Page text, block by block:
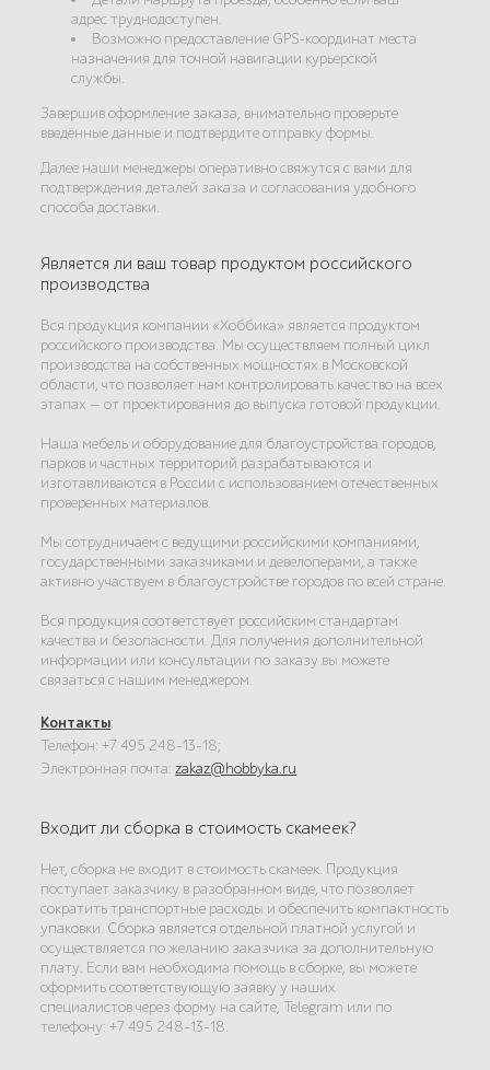
адрес труднодоступен.
Возможно предоставление GPS-координат места
назначения для точной навигации курьерской
службы.
Завершив оформление заказа, внимательно проверьте
введённые данные и подтвердите отправку формы.
Далее наши менеджеры оперативно свяжутся с вами для
подтверждения деталей заказа и согласования удобного
способа доставки.
Является ли ваш товар продуктом российского
производства
Вся продукция компании «Хоббика» является продуктом
российского производства. Мы осуществляем полный цикл
производства на собственных мощностях в Московской
области, что позволяет нам контролировать качество на всех
этапах — от проектирования до выпуска готовой продукции.
Наша мебель и оборудование для благоустройства городов,
парков и частных территорий разрабатываются и
изготавливаются в России с использованием отечественных
проверенных материалов.
Мы сотрудничаем с ведущими российскими компаниями,
государственными заказчиками и девелоперами, а также
активно участвуем в благоустройстве городов по всей стране.
Вся продукция соответствует российским стандартам
качества и безопасности. Для получения дополнительной
информации или консультации по заказу вы можете
связаться с нашим менеджером.
Контакты:
Телефон: +7 495 248-13-18;
Электронная почта:zakaz@hobbyka.ru
Входит ли сборка в стоимость скамеек?
Нет, сборка не входит в стоимость скамеек. Продукция
поступает заказчику в разобранном виде, что позволяет
сократить транспортные расходы и обеспечить компактность
упаковки. Сборка является отдельной платной услугой и
осуществляется по желанию заказчика за дополнительную
плату. Если вам необходима помощь в сборке, вы можете
оформить соответствующую заявку у наших
специалистов через форму на сайте, Telegram или по
телефону: +7 495 248-13-18.